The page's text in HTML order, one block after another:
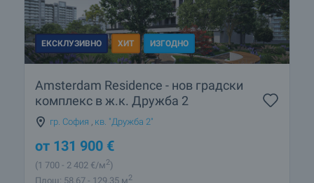
ЕКСКЛУЗИВНО ХИТ ИЗГОДНО
Amsterdam Residence - нов градски
комплекс в ж.к. Дружба 2
гр. София кв. "Дружба 2"
от 131 900 €
(1 700 - 2 402 €/м2)
Площ: 58.67 - 129.35 м2